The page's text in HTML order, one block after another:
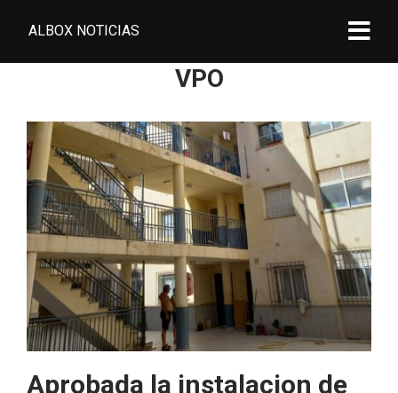
ALBOX NOTICIAS
VPO
Aprobada la instalacion de